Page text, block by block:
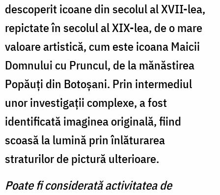
descoperit icoane din secolul al XVII-lea,
repictate în secolul al XIX-lea, de o mare
valoare artistică, cum este icoana Maicii
Domnului cu Pruncul, de la mănăstirea
Popăuţi din Botoşani. Prin intermediul
unor investigaţii complexe, a fost
identificată imaginea originală, fiind
scoasă la lumină prin înlăturarea
straturilor de pictură ulterioare.
Poate fi considerată activitatea de